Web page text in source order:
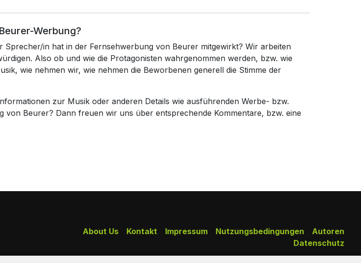
Werbung?
in hat in der Fernsehwerbung von Beurer mitgewirkt? Wir arbeiten
Also ob und wie die Protagonisten wahrgenommen werden, bzw. wie
wie nehmen wir, wie nehmen die Beworbenen generell die Stimme der
zur Musik oder anderen Details wie ausführenden Werbe- bzw.
Beurer? Dann freuen wir uns über entsprechende Kommentare, bzw. eine
Autoren
Nutzungsbedingungen
Impressum
Kontakt
About Us
Datenschutz